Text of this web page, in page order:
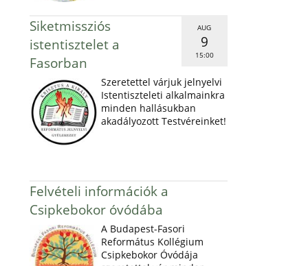
AUG
9
15:00
Siketmissziós
istentisztelet a
Fasorban
Szeretettel várjuk jelnyelvi
Istentiszteleti alkalmainkra
minden hallásukban
akadályozott Testvéreinket!
Felvételi információk a
Csipkebokor óvódába
A Budapest-Fasori
Református Kollégium
Csipkebokor Óvódája